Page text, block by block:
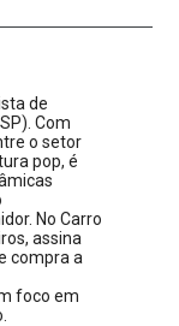
de
Com
o setor
pop, é
No Carro
assina
compra a
foco em